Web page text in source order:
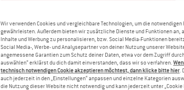
Wir verwenden Cookies und vergleichbare Technologien, um die
gewährleisten. Außerdem bieten wir zusätzliche Dienste und Funktionen an,
Inhalte und Werbung zu personalisieren, bzw. Social Media-Funktionen
Social Media-, Werbe- und Analysepartner von deiner Nutzung unserer
angemessene Garantien zum Schutz deiner Daten, etwa vor dem Zugriff
auswählen“ erklärst du dich damit einverstanden, dass wir so verfahren.
technisch notwendigen Cookie akzeptieren möchtest, dann klicke bitte hier.
auch jederzeit in den „Einstellungen“ anpassen und einzelne Kategorien
die Nutzung dieser Website nicht notwendig und kann jederzeit unter